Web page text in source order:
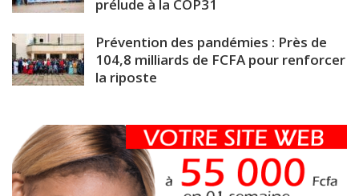
prélude à la COP31
Prévention des pandémies : Près de
104,8 milliards de FCFA pour renforcer
la riposte